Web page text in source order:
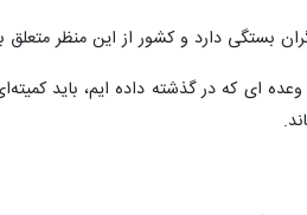
بستگی دارد و کشور از این منظر متعلق
ای که در گذشته داده ایم، باید